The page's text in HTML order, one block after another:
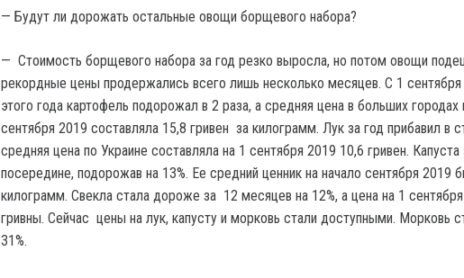
— Будут ли дорожать остальные овощи борщевого набора?
— Стоимость борщевого набора за год резко выросла, но потом овощи
рекордные цены продержались всего лишь несколько месяцев. С 1
этого года картофель подорожал в 2 раза, а средняя цена в больших городах
сентября 2019 составляла 15,8 гривен за килограмм. Лук за год прибавил в
средняя цена по Украине составляла на 1 сентября 2019 10,6 гривен.
посередине, подорожав на 13%. Ее средний ценник на начало сентября 2019
килограмм. Свекла стала дороже за 12 месяцев на 12%, а цена на 1
гривны. Сейчас цены на лук, капусту и морковь стали доступными. Морковь
31%.